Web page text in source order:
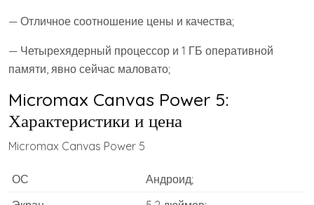
— Отличное соотношение цены и качества;
— Четырехядерный процессор и 1 ГБ оперативной
памяти, явно сейчас маловато;
Micromax Canvas Power 5:
Характеристики и цена
Micromax Canvas Power 5
ОС
Андроид;